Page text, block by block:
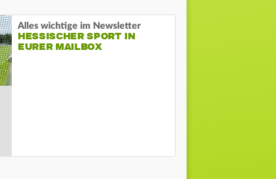
Alles wichtige im Newsletter
HESSISCHER SPORT IN
EURER MAILBOX